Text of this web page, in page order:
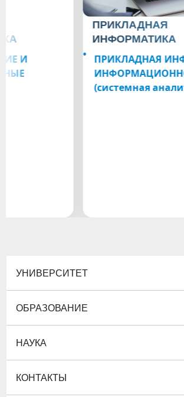
ПРИКЛАДНАЯ
ИНФОРМАТИКА
ПРИКЛАДНАЯ
ИНФОРМАЦИОННОЙ
(системная аналитика)
УНИВЕРСИТЕТ
ОБРАЗОВАНИЕ
НАУКА
КОНТАКТЫ